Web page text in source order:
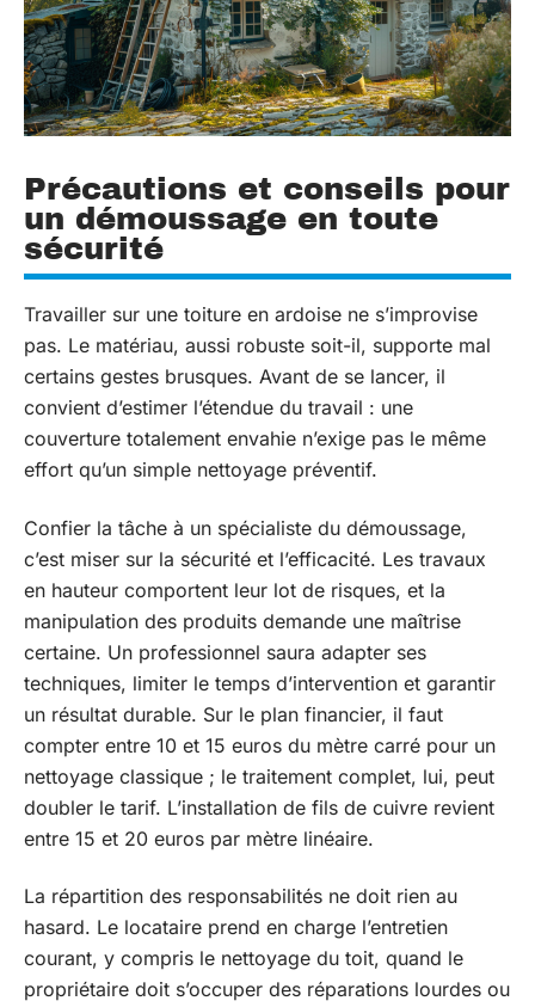
Précautions et conseils pour
un démoussage en toute
sécurité
Travailler sur une toiture en ardoise ne s’improvise
pas. Le matériau, aussi robuste soit-il, supporte mal
certains gestes brusques. Avant de se lancer, il
convient d’estimer l’étendue du travail : une
couverture totalement envahie n’exige pas le même
effort qu’un simple nettoyage préventif.
Confier la tâche à un spécialiste du démoussage,
c’est miser sur la sécurité et l’efficacité. Les travaux
en hauteur comportent leur lot de risques, et la
manipulation des produits demande une maîtrise
certaine. Un professionnel saura adapter ses
techniques, limiter le temps d’intervention et garantir
un résultat durable. Sur le plan financier, il faut
compter entre 10 et 15 euros du mètre carré pour un
nettoyage classique ; le traitement complet, lui, peut
doubler le tarif. L’installation de fils de cuivre revient
entre 15 et 20 euros par mètre linéaire.
La répartition des responsabilités ne doit rien au
hasard. Le locataire prend en charge l’entretien
courant, y compris le nettoyage du toit, quand le
propriétaire doit s’occuper des réparations lourdes ou